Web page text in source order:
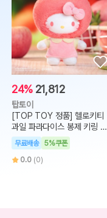
24% 21,812
탑토이
[TOP TOY 정품] 헬로키티
과일 파라다이스 봉제 키링 랜
덤박스
무료배송
5%쿠폰
0.0 (0)